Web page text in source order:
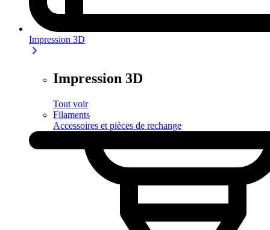
Impression 3D
Impression 3D
Tout voir
Filaments
Accessoires et pièces de rechange